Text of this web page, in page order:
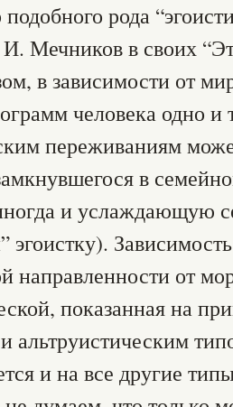
рода
Мечников в своих
в зависимости от
человека одно и
переживаниям
в
и услаждающую
эгоистку).
направленности от
показанная на
альтруистическим
и на все другие